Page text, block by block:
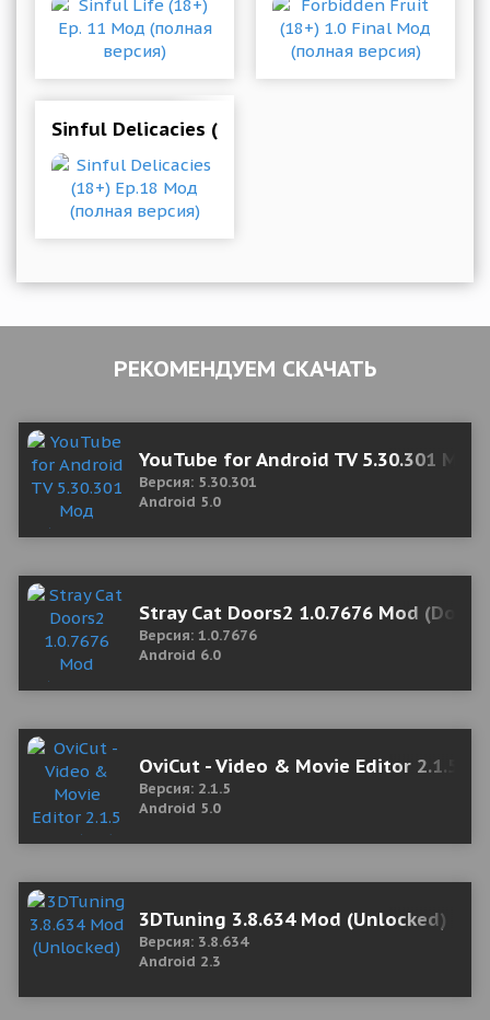
Sinful Delicacies (18+) Ep.18 Мод (полная
РЕКОМЕНДУЕМ СКАЧАТЬ
YouTube for Android TV 5.30.301 Мод
Версия: 5.30.301
Android 5.0
Stray Cat Doors2 1.0.7676 Mod
Версия: 1.0.7676
Android 6.0
OviCut - Video & Movie Editor 2.1.5
Версия: 2.1.5
Android 5.0
3DTuning 3.8.634 Mod (Unlocked)
Версия: 3.8.634
Android 2.3